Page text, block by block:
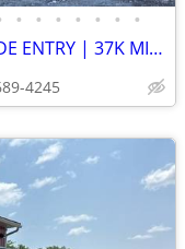
• • • • • • •
♿♿ 2022 HONDA ODYSSEY EXL | SIDE ENTRY | 37K MILES ♿♿
4245